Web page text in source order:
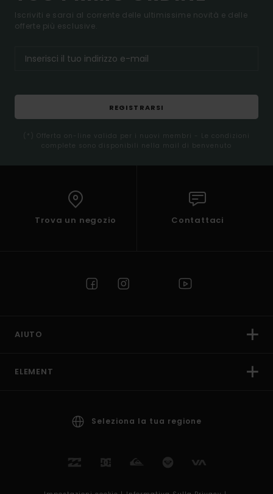
Iscriviti e sarai al corrente delle ultimissime novità e delle
offerte più esclusive.
REGISTRARSI
(*) Offerta on-line valida per i nuovi membri - Le condizioni
complete sono disponibili nella mail di benvenuto
Trova un negozio Contattaci
AIUTO
ELEMENT
Seleziona la tua regione